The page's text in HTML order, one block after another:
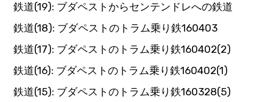
鉄道(19): ブダペストからセンテンドレへの鉄道
鉄道(18): ブダペストのトラム乗り鉄160403
鉄道(17): ブダペストのトラム乗り鉄160402(2)
鉄道(16): ブダペストのトラム乗り鉄160402(1)
鉄道(15): ブダペストのトラム乗り鉄160328(5)